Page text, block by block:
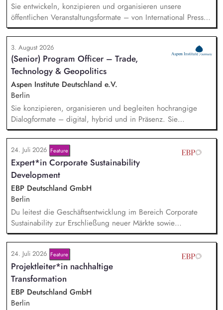
Sie entwickeln, konzipieren und organisieren unsere
öffentlichen Veranstaltungsformate – von International Press
Roundtables, Deep Dive Discussions und Aspen Fireside
Chats bis hin zu besonderen Formaten wie der Aspen
Summer Party, der Aspen Gala und neuen
Veranstaltungsformaten. Sie identifizieren aktuelle politische
Themen und gewinnen hochrangige Referentinnen sowie
Diskussionspartnerinnen aus Politik, Wirtschaft, Wissenschaft,
Medien und Zivilgesellschaft.
3. August 2026
(Senior) Program Officer – Trade,
Technology & Geopolitics
Aspen Institute Deutschland e.V.
Berlin
Sie konzipieren, organisieren und begleiten hochrangige
Dialogformate – digital, hybrid und in Präsenz. Sie
identifizieren aktuelle Entwicklungen in den Bereichen
Handel, Technologie, Geopolitik und wirtschaftliche
Sicherheit und bereiten diese für Veranstaltungen,
Hintergrundgespräche, Publikationen und politische
Diskussionen auf. Sie identifizieren und gewinnen
Referent*innen sowie Diskussionspartner aus Politik,
Wirtschaft, Wissenschaft und Zivilgesellschaft.
24. Juli 2026 Feature
Expert*in Corporate Sustainability
Development
EBP Deutschland GmbH
Berlin
Du leitest die Geschäftsentwicklung im Bereich Corporate
Sustainability zur Erschließung neuer Märkte sowie
Entwicklung von Geschäftsmodellen. Dabei arbeitest du eng
mit einem bestehenden Team zusammen und entwickelst
dieses gemeinsam mit erfahrenen Projektleiter*innen weiter.
Zu Deinen Aufgaben gehören vor allem:
Strategieentwicklung, Trendanalysen, Partnermanagement
sowie Akquisition von Aufträgen, Neukunden und Projekten.
24. Juli 2026 Feature
Projektleiter*in nachhaltige
Transformation
EBP Deutschland GmbH
Berlin